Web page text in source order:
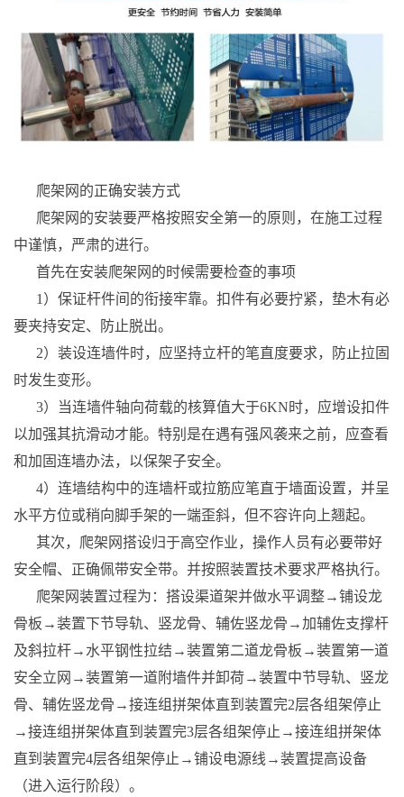
爬架网的正确安装方式
爬架网的安装要严格按照安全第一的原则，在施工过程
中谨慎，严肃的进行。
首先在安装爬架网的时候需要检查的事项
1）保证杆件间的衔接牢靠。扣件有必要拧紧，垫木有必
要夹持安定、防止脱出。
2）装设连墙件时，应坚持立杆的笔直度要求，防止拉固
时发生变形。
3）当连墙件轴向荷载的核算值大于6KN时，应增设扣件
以加强其抗滑动才能。特别是在遇有强风袭来之前，应查看
和加固连墙办法，以保架子安全。
4）连墙结构中的连墙杆或拉筋应笔直于墙面设置，并呈
水平方位或稍向脚手架的一端歪斜，但不容许向上翘起。
其次，爬架网搭设归于高空作业，操作人员有必要带好
安全帽、正确佩带安全带。并按照装置技术要求严格执行。
爬架网装置过程为：搭设渠道架并做水平调整→铺设龙
骨板→装置下节导轨、竖龙骨、辅佐竖龙骨→加辅佐支撑杆
及斜拉杆→水平钢性拉结→装置第二道龙骨板→装置第一道
安全立网→装置第一道附墙件并卸荷→装置中节导轨、竖龙
骨、辅佐竖龙骨→接连组拼架体直到装置完2层各组架停止
→接连组拼架体直到装置完3层各组架停止→接连组拼架体
直到装置完4层各组架停止→铺设电源线→装置提高设备
（进入运行阶段）。